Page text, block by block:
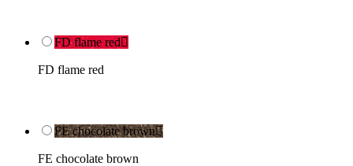
FD flame red
FD flame red
FE chocolate brown
FE chocolate brown